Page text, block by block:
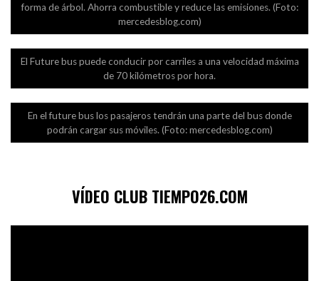
forma de árbol. Ahorra combustible y reduce las emisiones. (Foto:
mercedesblog.com)
El Future bus puede conducir por carriles a una velocidad máxima
de 70 kilómetros por hora.
En el future bus los pasajeros tendrán una parte del bus donde
podrán cargar sus móviles. (Foto: mercedesblog.com)
VÍDEO CLUB TIEMPO26.COM